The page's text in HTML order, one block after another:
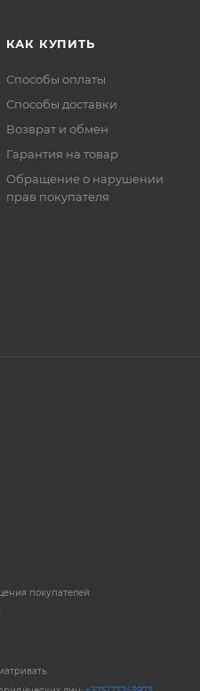
КАК КУПИТЬ
Способы оплаты
Способы доставки
Возврат и обмен
Гарантия на товар
Обращение о нарушении
прав покупателя
покупателей